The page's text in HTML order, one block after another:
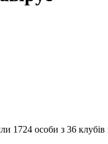
особи з 36 клубів